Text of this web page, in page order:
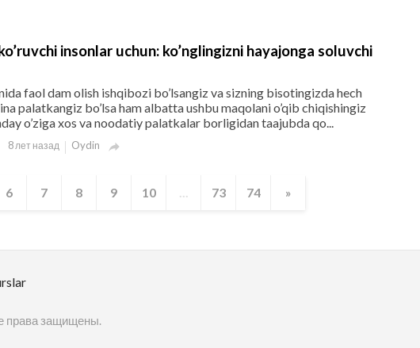
insonlar uchun: ko’nglingizni hayajonga soluvchi
faol dam olish ishqibozi bo’lsangiz va sizning bisotingizda hech
palatkangiz bo’lsa ham albatta ushbu maqolani o’qib chiqishingiz
o’ziga xos va noodatiy palatkalar borligidan taajubda qo...
8 лет назад Oydin 
6 7 8 9 10 ... 73 74 »
права защищены.